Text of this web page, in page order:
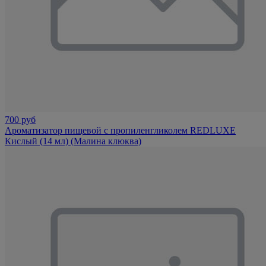
700 руб
Ароматизатор пищевой с пропиленгликолем REDLUXE
Кислый (14 мл) (Малина клюква)